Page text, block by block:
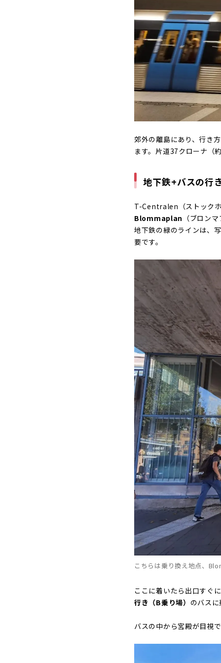
郊外の離島にあり、行き
ます。片道37クローナ（
地下鉄+バスの行
T-Centralen（ストック
Blommaplan （ブロン
地下鉄の緑のラインは、
要です。
こちらは乗り換え地点、
ここに着いたら出口すぐ
行き（B乗り場） のバス
バスの中から宮殿が目視